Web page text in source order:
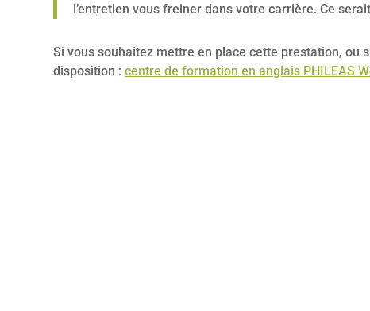
l’entretien vous freiner dans votre carrière. Ce
Si vous souhaitez mettre en place cette prestation, ou
disposition :centre de formation en anglais PHILEAS